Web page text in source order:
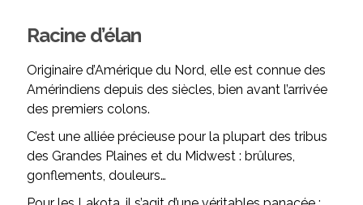
Racine d’élan
Originaire d’Amérique du Nord, elle est connue des
Amérindiens depuis des siècles, bien avant l’arrivée
des premiers colons.
C’est une alliée précieuse pour la plupart des tribus
des Grandes Plaines et du Midwest : brûlures,
gonflements, douleurs…